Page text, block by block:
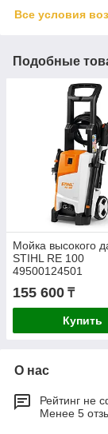
Все условия
Подобные
Мойка высокого
STIHL RE 100
49500124501
155 600 ₸
Купить
О нас
Рейтинг не
Менее 5